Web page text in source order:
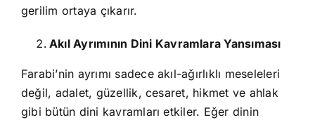
gerilim ortaya çıkarır.
Akıl Ayrımının Dini Kavramlara Yansıması
Farabi’nin ayrımı sadece akıl-ağırlıklı meseleleri
değil, adalet, güzellik, cesaret, hikmet ve ahlak
gibi bütün dini kavramları etkiler. Eğer dinin